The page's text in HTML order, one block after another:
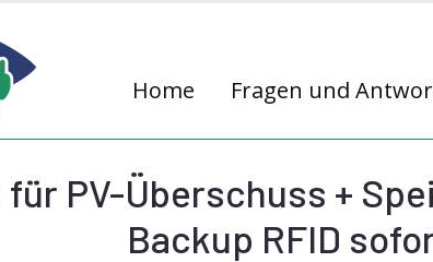
Home Fragen und
PV-Überschuss +
Backup RFID